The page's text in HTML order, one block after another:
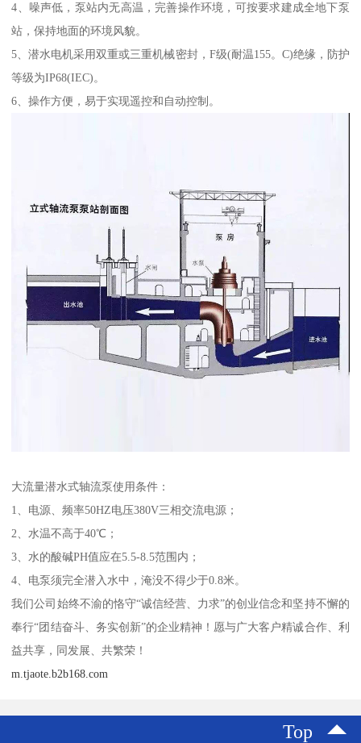
4、噪声低，泵站内无高温，完善操作环境，可按要求建成全地下泵
站，保持地面的环境风貌。
5、潜水电机采用双重或三重机械密封，F级(耐温155。C)绝缘，防护
等级为IP68(IEC)。
6、操作方便，易于实现遥控和自动控制。
大流量潜水式轴流泵使用条件：
1、电源、频率50HZ电压380V三相交流电源；
2、水温不高于40℃；
3、水的酸碱PH值应在5.5-8.5范围内；
4、电泵须完全潜入水中，淹没不得少于0.8米。
我们公司始终不渝的恪守“诚信经营、力求”的创业信念和坚持不懈的
奉行“团结奋斗、务实创新”的企业精神！愿与广大客户精诚合作、利
益共享，同发展、共繁荣！
m.tjaote.b2b168.com
Top